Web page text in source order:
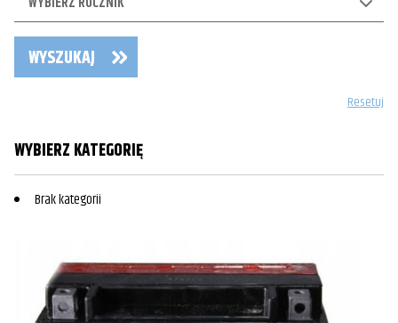
WYSZUKAJ
Resetuj
WYBIERZ KATEGORIĘ
Brak kategorii